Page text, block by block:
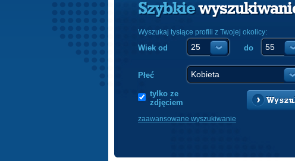
Szybkie
Wyszukaj tysiące profili z Twojej okolicy:
Wiek od do
Płeć
tylko ze
zdjęciem
zaawansowane wyszukiwanie